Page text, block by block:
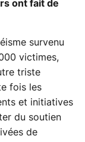
ont fait de
survenu
victimes,
triste
fois les
et initiatives
du soutien
de